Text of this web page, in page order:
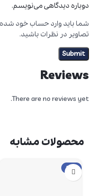
Reviews
There are no reviews yet.
دوباره دیدگاهی می‌نویسم.
شما باید وارد حساب خود شده
تصاویر در نظرات باشید.
محصولات مشابه
حراج